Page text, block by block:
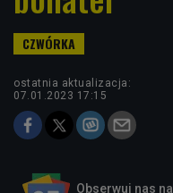
ostatnia aktualizacja:
07.01.2023 17:15
Obserwuj nas na